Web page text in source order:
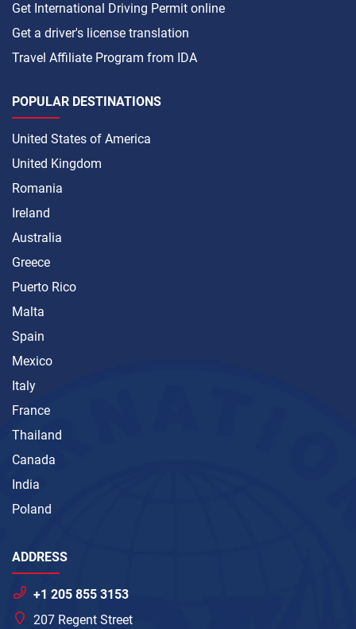
Get International Driving Permit online
Get a driver's license translation
Travel Affiliate Program from IDA
POPULAR DESTINATIONS
United States of America
United Kingdom
Romania
Ireland
Australia
Greece
Puerto Rico
Malta
Spain
Mexico
Italy
France
Thailand
Canada
India
Poland
ADDRESS
+1 205 855 3153
207 Regent Street